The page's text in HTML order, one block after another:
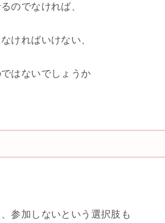
のでなければ、
ければいけない、
はないでしょうか
参加しないという選択肢も